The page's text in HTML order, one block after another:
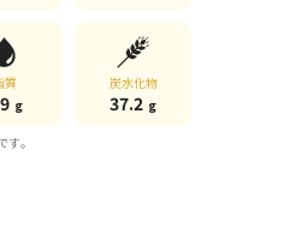
質
g
炭水化物
37.2 g
。